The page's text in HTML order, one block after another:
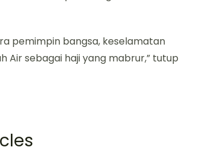
pemimpin bangsa, keselamatan
Air sebagai haji yang mabrur,” tutup